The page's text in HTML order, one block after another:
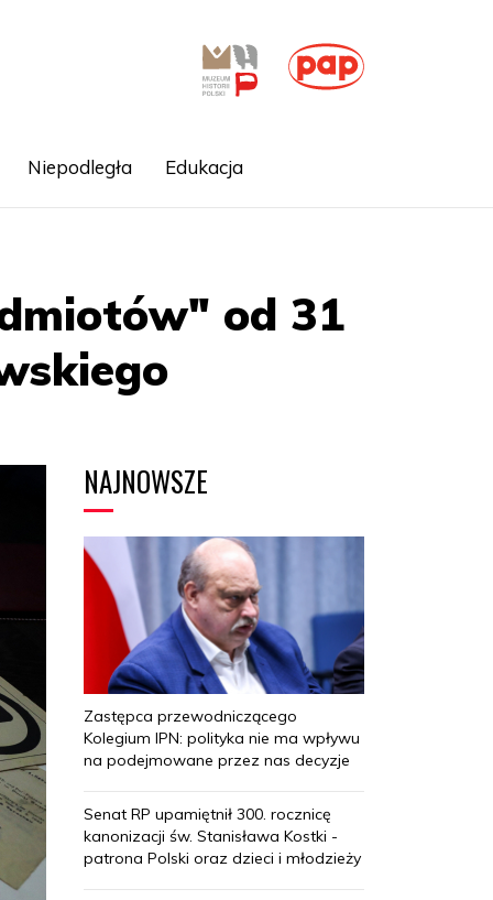
Niepodległa Edukacja
od 31
NAJNOWSZE
Zastępca przewodniczącego
Kolegium IPN: polityka nie ma wpływu
na podejmowane przez nas decyzje
Senat RP upamiętnił 300. rocznicę
kanonizacji św. Stanisława Kostki -
patrona Polski oraz dzieci i młodzieży